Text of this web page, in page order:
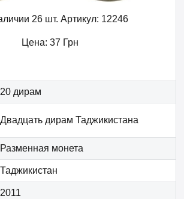
26 шт. Артикул: 12246
Цена: 37 Грн
20 дирам
Двадцать дирам Таджикистана
Разменная монета
Таджикистан
2011